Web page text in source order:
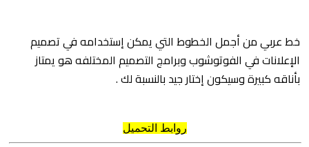
خط عربي من أجمل الخطوط التي يمكن إستخدامه في تصميم
الإعلانات في الفوتوشوب وبرامج التصميم المختلفه هو يمتاز
بأناقه كبيرة وسيكون إختار جيد بالنسبة لك .
روابط التحميل